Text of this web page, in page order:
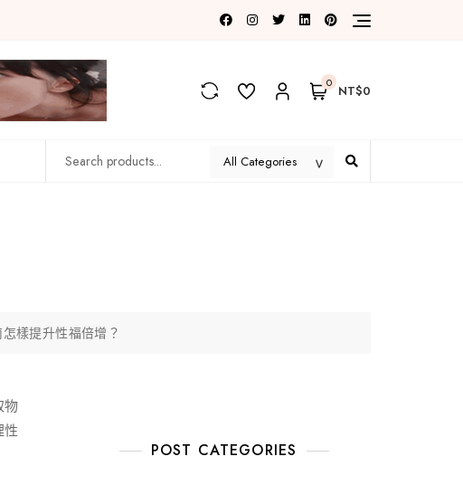
0 NT$0
樣提升性福倍增？
物
性
POST CATEGORIES